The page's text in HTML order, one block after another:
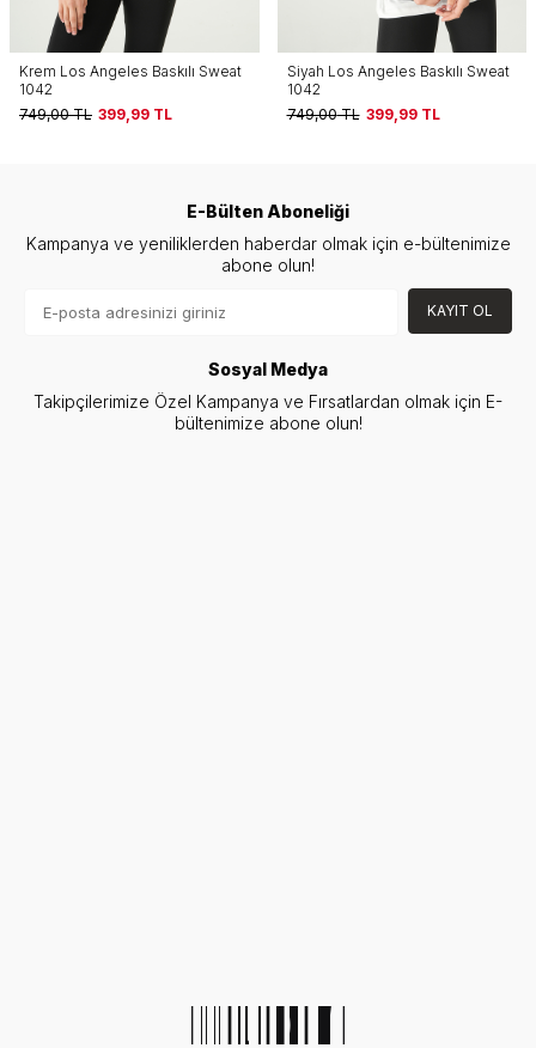
Siyah Los Angeles Baskılı Sweat
1042
749,00TL 399,99TL
Siyah Cherry On Top Baskılı
Sweat 1041
749,00TL 399,99TL
E-Bülten Aboneliği
Kampanya ve yeniliklerden haberdar olmak için e-bültenimize
abone olun!
KAYIT OL
Sosyal Medya
Takipçilerimize Özel Kampanya ve Fırsatlardan olmak için E-
bültenimize abone olun!